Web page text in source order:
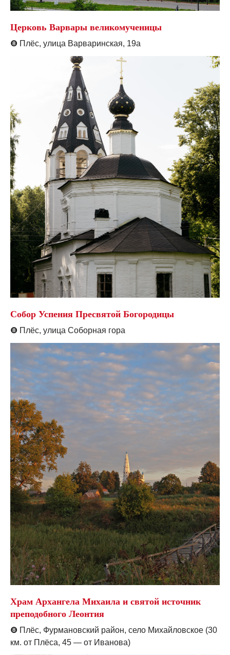
Церковь Варвары великомученицы
❽ Плёс, улица Варваринская, 19а
Собор Успения Пресвятой Богородицы
❽ Плёс, улица Соборная гора
Храм Архангела Михаила и святой источник
преподобного Леонтия
❽ Плёс, Фурмановский район, село Михайловское (30
км. от Плёса, 45 — от Иванова)